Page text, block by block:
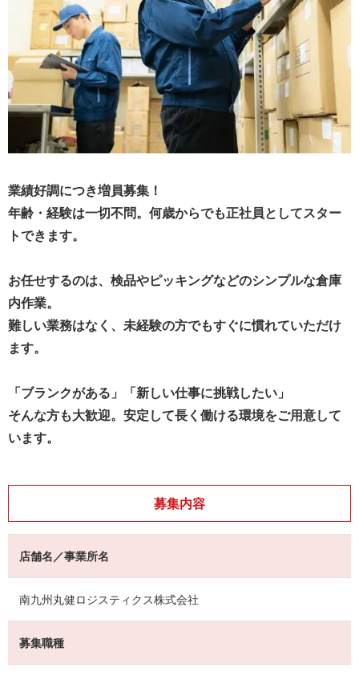
業績好調につき増員募集！
年齢・経験は一切不問。何歳からでも正社員としてスター
トできます。
お任せするのは、検品やピッキングなどのシンプルな倉庫
内作業。
難しい業務はなく、未経験の方でもすぐに慣れていただけ
ます。
「ブランクがある」「新しい仕事に挑戦したい」
そんな方も大歓迎。安定して長く働ける環境をご用意して
います。
募集内容
店舗名／事業所名
南九州丸健ロジスティクス株式会社
募集職種